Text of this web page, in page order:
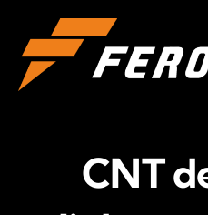
para
conteúdo
CNT